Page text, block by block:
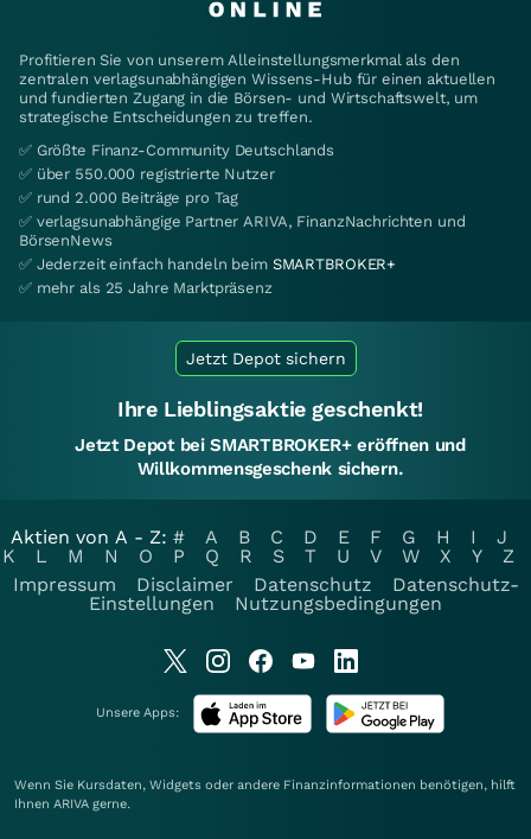
Profitieren Sie von unserem Alleinstellungsmerkmal als den
zentralen verlagsunabhängigen Wissens-Hub für einen aktuellen
und fundierten Zugang in die Börsen- und Wirtschaftswelt, um
strategische Entscheidungen zu treffen.
✅ Größte Finanz-Community Deutschlands
✅ über 550.000 registrierte Nutzer
✅ rund 2.000 Beiträge pro Tag
✅ verlagsunabhängige Partner ARIVA, FinanzNachrichten und
BörsenNews
✅ Jederzeit einfach handeln beim SMARTBROKER+
✅ mehr als 25 Jahre Marktpräsenz
Jetzt Depot sichern
Ihre Lieblingsaktie geschenkt!
Jetzt Depot bei SMARTBROKER+ eröffnen und
Willkommensgeschenk sichern.
Aktien von A - Z: # A B C D E F G H I
J
K
L M N O P Q R S T U V W X Y
Z
Impressum
Disclaimer Datenschutz
Datenschutz-
Einstellungen
Nutzungsbedingungen
Unsere Apps:
Wenn Sie Kursdaten, Widgets oder andere Finanzinformationen benötigen, hilft
Ihnen ARIVA gerne.